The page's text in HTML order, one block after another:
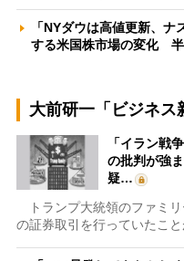
「NYダウは高値更新、
する米国株市場の変化
大前研一「ビジネス
「イラン戦
の批判が強
疑…
トランプ大統領のファミ
の証券取引を行っていたこ